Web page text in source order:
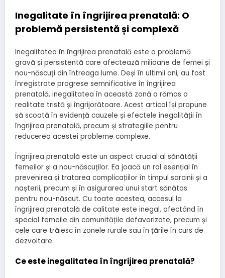
Inegalitate în îngrijirea prenatală: O
problemă persistentă și complexă
Inegalitatea în îngrijirea prenatală este o problemă
gravă și persistentă care afectează milioane de femei și
nou-născuți din întreaga lume. Deși în ultimii ani, au fost
înregistrate progrese semnificative în îngrijirea
prenatală, inegalitatea în această zonă a rămas o
realitate tristă și îngrijorătoare. Acest articol își propune
să scoată în evidență cauzele și efectele inegalității în
îngrijirea prenatală, precum și strategiile pentru
reducerea acestei probleme complexe.
Îngrijirea prenatală este un aspect crucial al sănătății
femeilor și a nou-născuților. Ea joacă un rol esențial în
prevenirea și tratarea complicațiilor în timpul sarcinii și a
nașterii, precum și în asigurarea unui start sănătos
pentru nou-născut. Cu toate acestea, accesul la
îngrijirea prenatală de calitate este inegal, afectând în
special femeile din comunitățile defavorizate, precum și
cele care trăiesc în zonele rurale sau în țările în curs de
dezvoltare.
Ce este inegalitatea în îngrijirea prenatală?